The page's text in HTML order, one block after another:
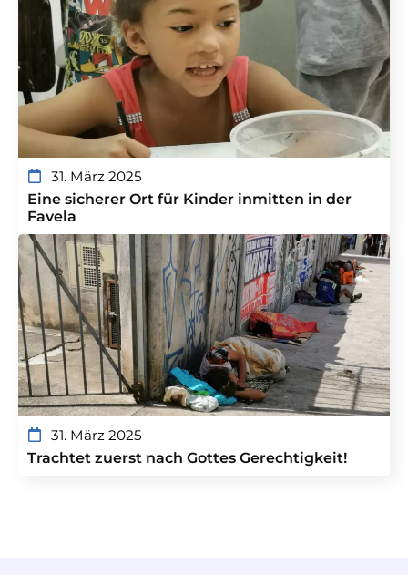
31. März 2025
Eine sicherer Ort für Kinder inmitten in der
Favela
31. März 2025
Trachtet zuerst nach Gottes Gerechtigkeit!